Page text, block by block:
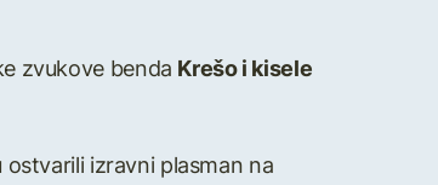
zvukove benda Krešo i kisele
izravni plasman na